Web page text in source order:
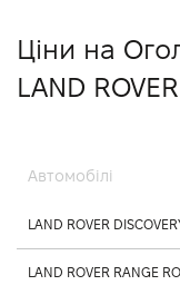
Ціни на
LAND
Автомобілі